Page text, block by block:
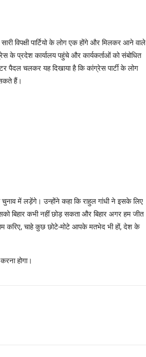
विपक्षी पार्टियो के लोग एक होंगे और मिलकर आने वाले
प्रदेश कार्यालय पहुंचे और कार्यकर्ताओं को संबोधित
पैदल चलकर यह दिखाया है कि कांग्रेस पार्टी के लोग
हैं।
चुनाव में लड़ेंगे। उन्होंने कहा कि राहुल गांधी ने इसके लिए
बिहार कभी नहीं छोड़ सकता और बिहार अगर हम जीत
करिए, चाहे कुछ छोटे-मोटे आपके मतभेद भी हों, देश के
होगा।